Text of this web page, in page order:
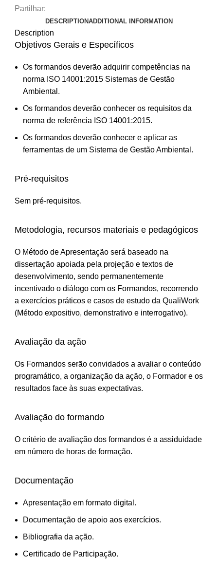
Partilhar:
DESCRIPTIONADDITIONAL INFORMATION
Description
Objetivos Gerais e Específicos
Os formandos deverão adquirir competências na
norma ISO 14001:2015 Sistemas de Gestão
Ambiental.
Os formandos deverão conhecer os requisitos da
norma de referência ISO 14001:2015.
Os formandos deverão conhecer e aplicar as
ferramentas de um Sistema de Gestão Ambiental.
Pré-requisitos
Sem pré-requisitos.
Metodologia, recursos materiais e pedagógicos
O Método de Apresentação será baseado na
dissertação apoiada pela projeção e textos de
desenvolvimento, sendo permanentemente
incentivado o diálogo com os Formandos, recorrendo
a exercícios práticos e casos de estudo da QualiWork
(Método expositivo, demonstrativo e interrogativo).
Avaliação da ação
Os Formandos serão convidados a avaliar o conteúdo
programático, a organização da ação, o Formador e os
resultados face às suas expectativas.
Avaliação do formando
O critério de avaliação dos formandos é a assiduidade
em número de horas de formação.
Documentação
Apresentação em formato digital.
Documentação de apoio aos exercícios.
Bibliografia da ação.
Certificado de Participação.